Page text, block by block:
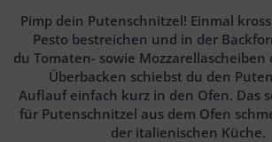
Tipp:
Pimp dein Putenschnitzel! Einmal
Pesto bestreichen und in der
du Tomaten- sowie
Überbacken schiebst du den
Auflauf einfach kurz in den Ofen. Das
für Putenschnitzel aus dem Ofen
der italienischen Küche.